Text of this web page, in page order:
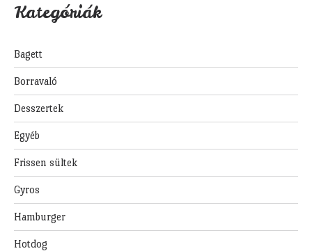
Kategóriák
Bagett
Borravaló
Desszertek
Egyéb
Frissen sültek
Gyros
Hamburger
Hotdog